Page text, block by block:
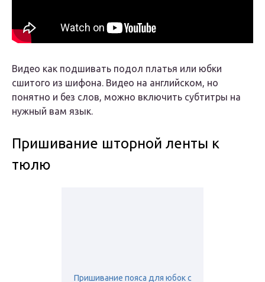
Видео как подшивать подол платья или юбки
сшитого из шифона. Видео на английском, но
понятно и без слов, можно включить субтитры на
нужный вам язык.
Пришивание шторной ленты к
тюлю
Пришивание пояса для юбок с